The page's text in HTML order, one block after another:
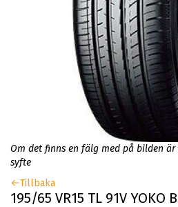
Om det finns en fälg med på bilden
syfte
Tillbaka
195/65 VR15 TL 91V YOKO